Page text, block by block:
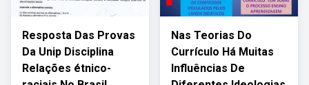
Resposta Das Provas
Da Unip Disciplina
Relações étnico-
Nas Teorias Do
Currículo Há Muitas
Influências De